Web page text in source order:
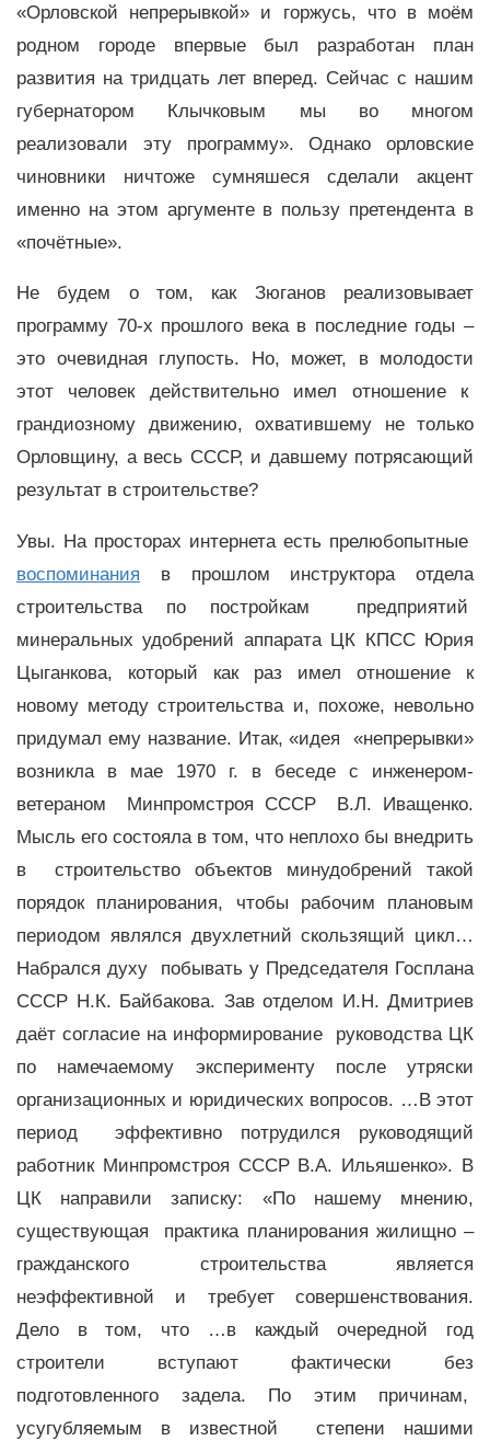
«Орловской непрерывкой» и горжусь, что в моём
родном городе впервые был разработан план
развития на тридцать лет вперед. Сейчас с нашим
губернатором Клычковым мы во многом
реализовали эту программу». Однако орловские
чиновники ничтоже сумняшеся сделали акцент
именно на этом аргументе в пользу претендента в
«почётные».
Не будем о том, как Зюганов реализовывает
программу 70-х прошлого века в последние годы –
это очевидная глупость. Но, может, в молодости
этот человек действительно имел отношение к
грандиозному движению, охватившему не только
Орловщину, а весь СССР, и давшему потрясающий
результат в строительстве?
Увы. На просторах интернета есть прелюбопытные
воспоминания в прошлом инструктора отдела
строительства по постройкам предприятий
минеральных удобрений аппарата ЦК КПСС Юрия
Цыганкова, который как раз имел отношение к
новому методу строительства и, похоже, невольно
придумал ему название. Итак, «идея «непрерывки»
возникла в мае 1970 г. в беседе с инженером-
ветераном Минпромстроя СССР В.Л. Иващенко.
Мысль его состояла в том, что неплохо бы внедрить
в строительство объектов минудобрений такой
порядок планирования, чтобы рабочим плановым
периодом являлся двухлетний скользящий цикл…
Набрался духу побывать у Председателя Госплана
СССР Н.К. Байбакова. Зав отделом И.Н. Дмитриев
даёт согласие на информирование руководства ЦК
по намечаемому эксперименту после утряски
организационных и юридических вопросов. …В этот
период эффективно потрудился руководящий
работник Минпромстроя СССР В.А. Ильяшенко». В
ЦК направили записку: «По нашему мнению,
существующая практика планирования жилищно –
гражданского строительства является
неэффективной и требует совершенствования.
Дело в том, что …в каждый очередной год
строители вступают фактически без
подготовленного задела. По этим причинам,
усугубляемым в известной степени нашими